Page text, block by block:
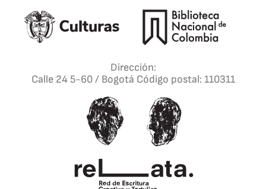
Dirección:
Calle 24 5-60 / Bogotá Código postal: 110311